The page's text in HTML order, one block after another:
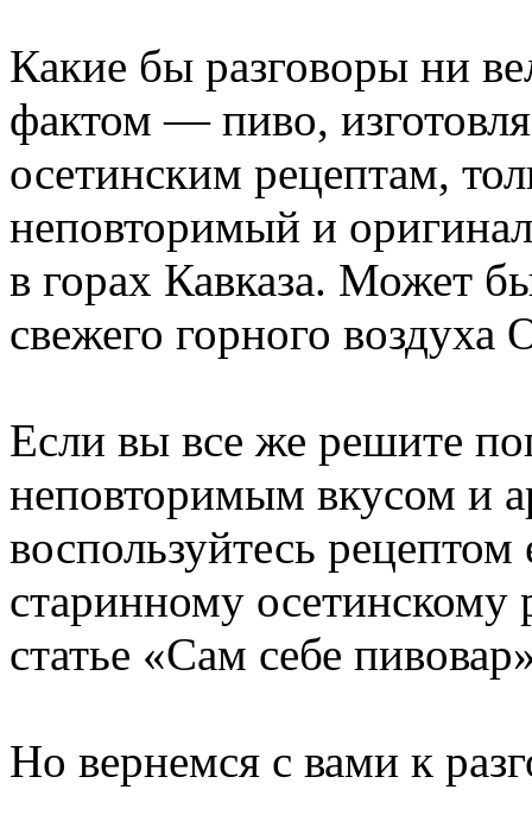
Какие бы разговоры ни
фактом — пиво,
осетинским рецептам,
неповторимый и
в горах Кавказа. Может
свежего горного воздуха
Если вы все же решите
неповторимым вкусом и
воспользуйтесь
старинному осетинскому
статье «Сам себе
Но вернемся с вами к